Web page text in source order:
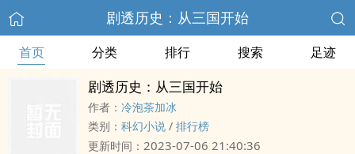
剧透历史：从三国开始
首页 分类 排行 搜索 足迹
剧透历史：从三国开始
作者： 冷泡茶加冰
类别： 科幻小说 / 排行榜
更新时间： 2023-07-06 21:40:36